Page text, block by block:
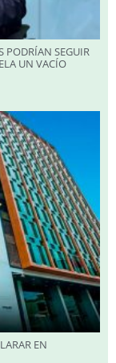
PODRÍAN SEGUIR
UN VACÍO
EN